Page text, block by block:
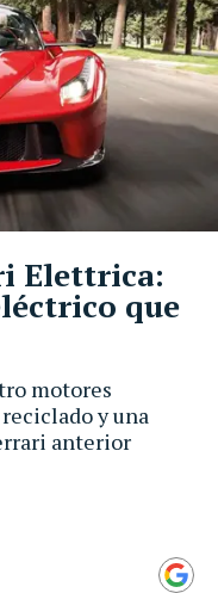
motores
y una
anterior
Elettrica:
que